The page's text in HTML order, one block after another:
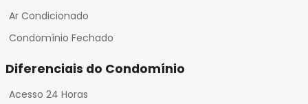
Ar Condicionado
Condomínio Fechado
Diferenciais do Condomínio
Acesso 24 Horas